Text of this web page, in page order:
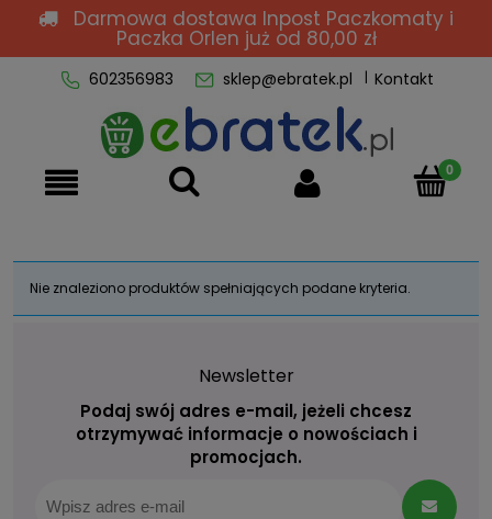
Darmowa dostawa Inpost Paczkomaty i
Paczka Orlen już od 80,00 zł
602356983 sklep@ebratek.pl Kontakt
Nie znaleziono produktów spełniających podane kryteria.
Newsletter
Podaj swój adres e-mail, jeżeli chcesz
otrzymywać informacje o nowościach i
promocjach.